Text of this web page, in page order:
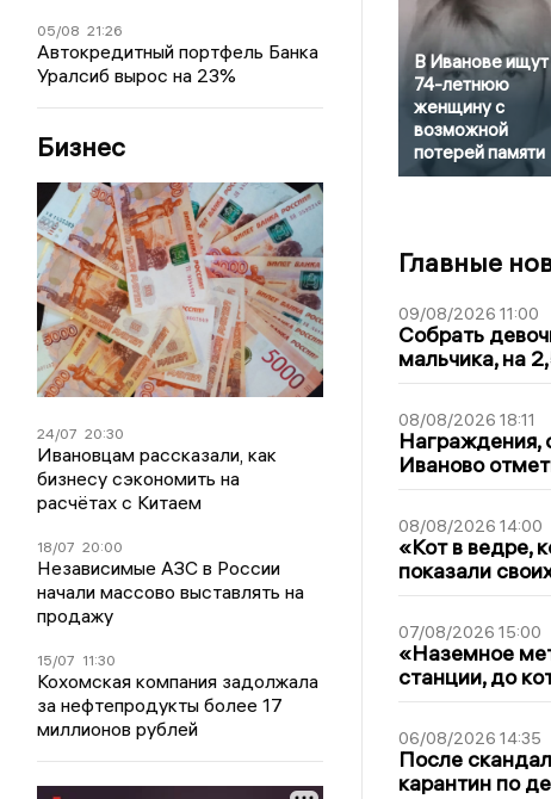
05/08 21:26
Автокредитный портфель Банка
Уралсиб вырос на 23%
Бизнес
24/07 20:30
Ивановцам рассказали, как
бизнесу сэкономить на
расчётах с Китаем
18/07 20:00
Независимые АЗС в России
начали массово выставлять на
продажу
15/07 11:30
Кохомская компания задолжала
за нефтепродукты более 17
миллионов рублей
В Иванове ищут
74-летнюю
женщину с
возможной
потерей памяти
Главные
09/08/2026 11:00
Собрать
мальчика, на
08/08/2026 18:11
Награждения,
Иваново
08/08/2026 14:00
«Кот в ведре,
показали
07/08/2026 15:00
«Наземное
станции, до
06/08/2026 14:35
После
карантин по